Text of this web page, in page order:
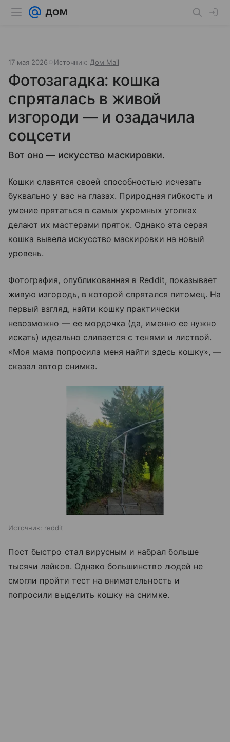
17 мая 2026 Источник: Дом Mail
Фотозагадка: ​​​кошка
спряталась в живой
изгороди — и озадачила
соцсети
Вот оно — искусство маскировки.
Кошки славятся своей способностью исчезать
буквально у вас на глазах. Природная гибкость и
умение прятаться в самых укромных уголках
делают их мастерами пряток. Однако эта серая
кошка вывела искусство маскировки на новый
уровень.
Фотография, опубликованная в Reddit, показывает
живую изгородь, в которой спрятался питомец. На
первый взгляд, найти кошку практически
невозможно — ее мордочка (да, именно ее нужно
искать) идеально сливается с тенями и листвой.
«Моя мама попросила меня найти здесь кошку», —
сказал автор снимка.
Источник: reddit
Пост быстро стал вирусным и набрал больше
тысячи лайков. Однако большинство людей не
смогли пройти тест на внимательность и
попросили выделить кошку на снимке.